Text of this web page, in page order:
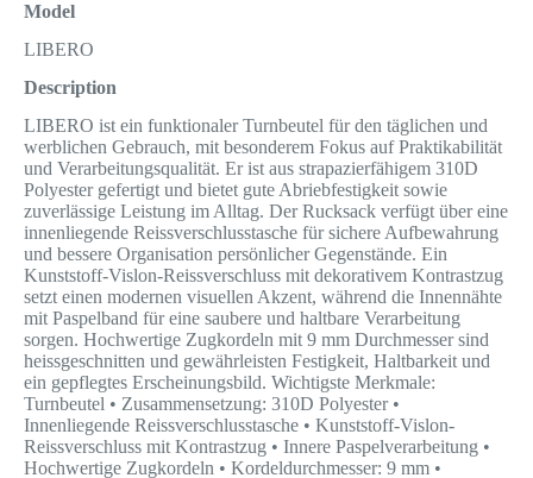
Model
LIBERO
Description
LIBERO ist ein funktionaler Turnbeutel für den täglichen und
werblichen Gebrauch, mit besonderem Fokus auf Praktikabilität
und Verarbeitungsqualität. Er ist aus strapazierfähigem 310D
Polyester gefertigt und bietet gute Abriebfestigkeit sowie
zuverlässige Leistung im Alltag. Der Rucksack verfügt über eine
innenliegende Reissverschlusstasche für sichere Aufbewahrung
und bessere Organisation persönlicher Gegenstände. Ein
Kunststoff-Vislon-Reissverschluss mit dekorativem Kontrastzug
setzt einen modernen visuellen Akzent, während die Innennähte
mit Paspelband für eine saubere und haltbare Verarbeitung
sorgen. Hochwertige Zugkordeln mit 9 mm Durchmesser sind
heissgeschnitten und gewährleisten Festigkeit, Haltbarkeit und
ein gepflegtes Erscheinungsbild. Wichtigste Merkmale:
Turnbeutel • Zusammensetzung: 310D Polyester •
Innenliegende Reissverschlusstasche • Kunststoff-Vislon-
Reissverschluss mit Kontrastzug • Innere Paspelverarbeitung •
Hochwertige Zugkordeln • Kordeldurchmesser: 9 mm •